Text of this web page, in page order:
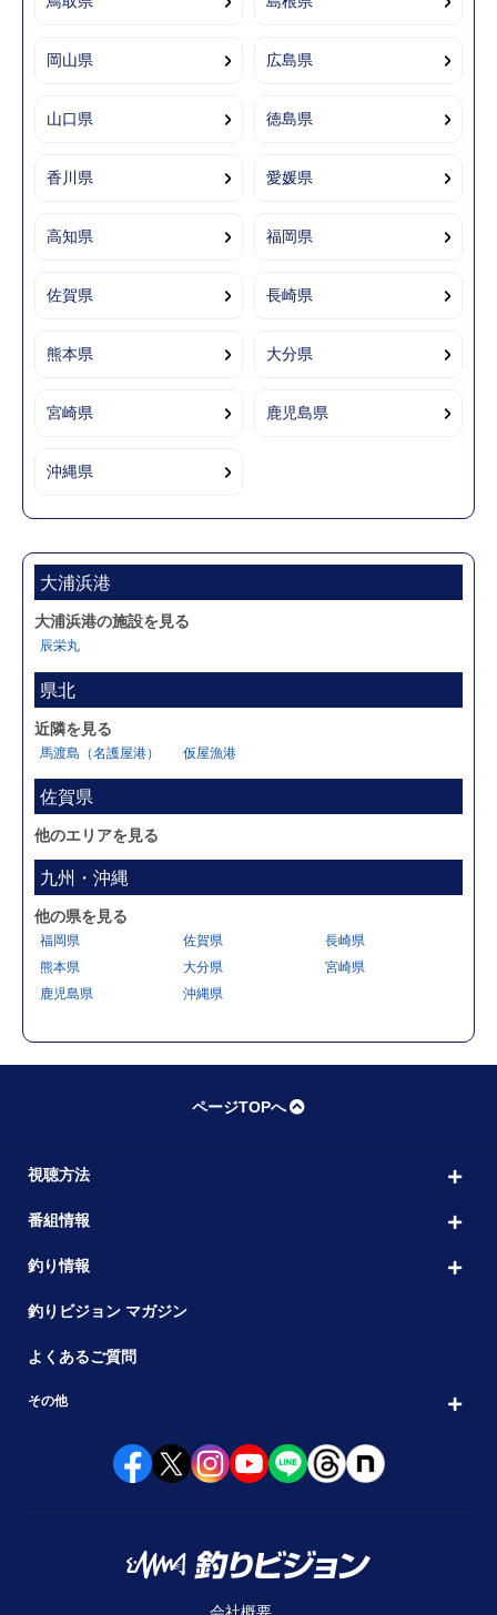
岡山県 広島県
山口県 徳島県
香川県 愛媛県
高知県 福岡県
佐賀県 長崎県
熊本県 大分県
宮崎県 鹿児島県
沖縄県
大浦浜港
大浦浜港の施設を見る
辰栄丸
県北
近隣を見る
馬渡島（名護屋港） 仮屋漁港
佐賀県
他のエリアを見る
九州・沖縄
他の県を見る
福岡県 佐賀県
長崎県
熊本県
大分県
宮崎県
鹿児島県
沖縄県
ページTOPへ
視聴方法
番組情報
釣り情報
釣りビジョン マガジン
よくあるご質問
その他